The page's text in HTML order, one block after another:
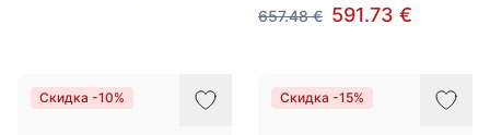
657.48 € 591.73 €
Скидка -10% Скидка -15%